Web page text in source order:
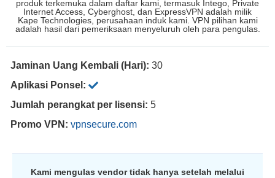
produk terkemuka dalam daftar kami, termasuk Intego, Private
Internet Access, Cyberghost, dan ExpressVPN adalah milik
Kape Technologies, perusahaan induk kami. VPN pilihan kami
adalah hasil dari pemeriksaan menyeluruh oleh para pengulas.
Jaminan Uang Kembali (Hari): 30
Aplikasi Ponsel:
Jumlah perangkat per lisensi: 5
Promo VPN: vpnsecure.com
Kami mengulas vendor tidak hanya setelah melalui